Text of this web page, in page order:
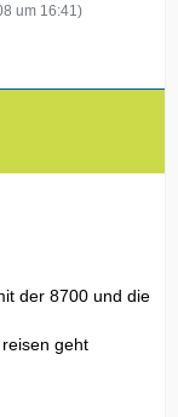
um 16:41 )
der 8700 und die
geht